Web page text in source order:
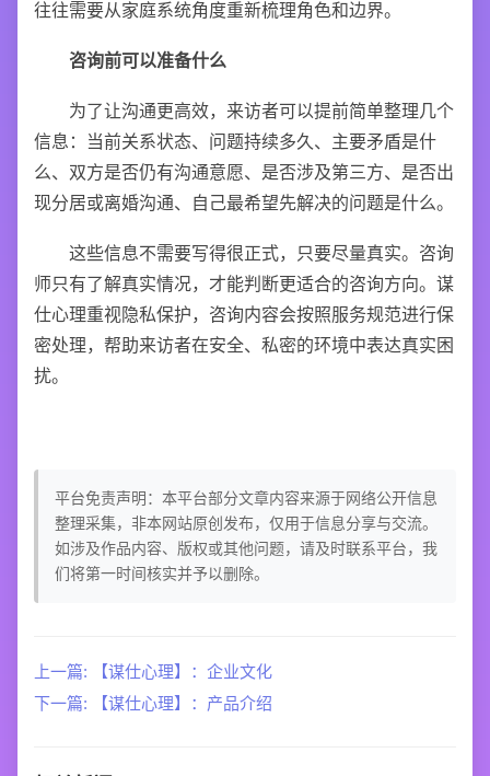
往往需要从家庭系统角度重新梳理角色和边界。
咨询前可以准备什么
为了让沟通更高效，来访者可以提前简单整理几个
信息：当前关系状态、问题持续多久、主要矛盾是什
么、双方是否仍有沟通意愿、是否涉及第三方、是否出
现分居或离婚沟通、自己最希望先解决的问题是什么。
这些信息不需要写得很正式，只要尽量真实。咨询
师只有了解真实情况，才能判断更适合的咨询方向。谋
仕心理重视隐私保护，咨询内容会按照服务规范进行保
密处理，帮助来访者在安全、私密的环境中表达真实困
扰。
平台免责声明：本平台部分文章内容来源于网络公开信息
整理采集，非本网站原创发布，仅用于信息分享与交流。
如涉及作品内容、版权或其他问题，请及时联系平台，我
们将第一时间核实并予以删除。
上一篇: 【谋仕心理】：企业文化
下一篇: 【谋仕心理】：产品介绍